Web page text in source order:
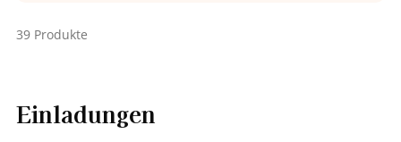
39 Produkte
Einladungen